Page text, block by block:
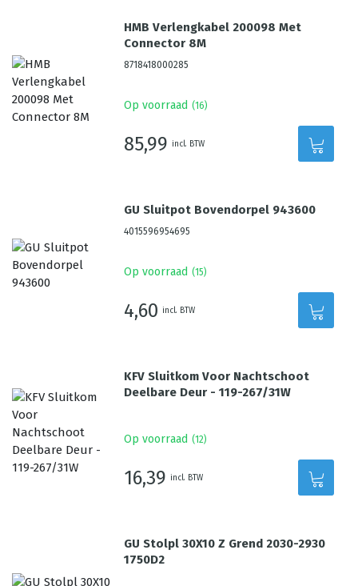
HMB Verlengkabel 200098 Met
Connector 8M
8718418000285
Op voorraad (16)
85,99 incl. BTW
GU Sluitpot Bovendorpel 943600
4015596954695
Op voorraad (15)
4,60 incl. BTW
KFV Sluitkom Voor Nachtschoot
Deelbare Deur - 119-267/31W
Op voorraad (12)
16,39 incl. BTW
GU Stolpl 30X10 Z Grend 2030-2930
1750D2